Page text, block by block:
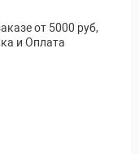
от 5000 руб,
и Оплата